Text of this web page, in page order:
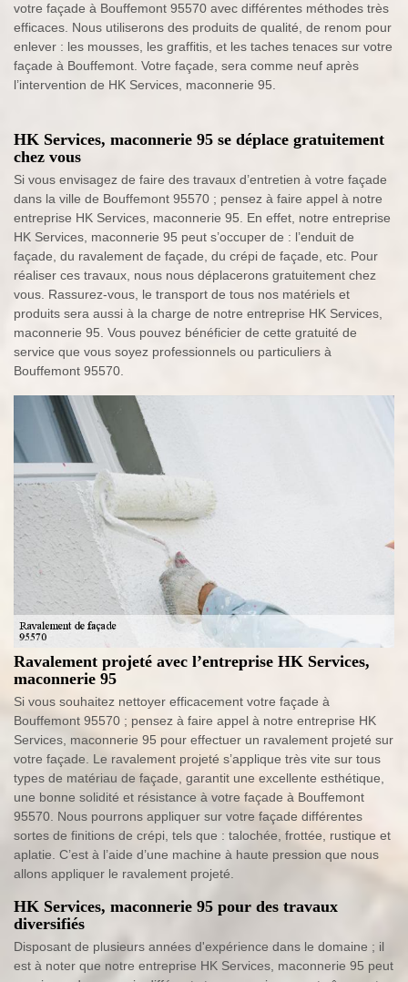
votre façade à Bouffemont 95570 avec différentes méthodes très
efficaces. Nous utiliserons des produits de qualité, de renom pour
enlever : les mousses, les graffitis, et les taches tenaces sur votre
façade à Bouffemont. Votre façade, sera comme neuf après
l’intervention de HK Services, maconnerie 95.
HK Services, maconnerie 95 se déplace gratuitement
chez vous
Si vous envisagez de faire des travaux d’entretien à votre façade
dans la ville de Bouffemont 95570 ; pensez à faire appel à notre
entreprise HK Services, maconnerie 95. En effet, notre entreprise
HK Services, maconnerie 95 peut s’occuper de : l’enduit de
façade, du ravalement de façade, du crépi de façade, etc. Pour
réaliser ces travaux, nous nous déplacerons gratuitement chez
vous. Rassurez-vous, le transport de tous nos matériels et
produits sera aussi à la charge de notre entreprise HK Services,
maconnerie 95. Vous pouvez bénéficier de cette gratuité de
service que vous soyez professionnels ou particuliers à
Bouffemont 95570.
Ravalement projeté avec l’entreprise HK Services,
maconnerie 95
Si vous souhaitez nettoyer efficacement votre façade à
Bouffemont 95570 ; pensez à faire appel à notre entreprise HK
Services, maconnerie 95 pour effectuer un ravalement projeté sur
votre façade. Le ravalement projeté s’applique très vite sur tous
types de matériau de façade, garantit une excellente esthétique,
une bonne solidité et résistance à votre façade à Bouffemont
95570. Nous pourrons appliquer sur votre façade différentes
sortes de finitions de crépi, tels que : talochée, frottée, rustique et
aplatie. C’est à l’aide d’une machine à haute pression que nous
allons appliquer le ravalement projeté.
HK Services, maconnerie 95 pour des travaux
diversifiés
Disposant de plusieurs années d'expérience dans le domaine ; il
est à noter que notre entreprise HK Services, maconnerie 95 peut